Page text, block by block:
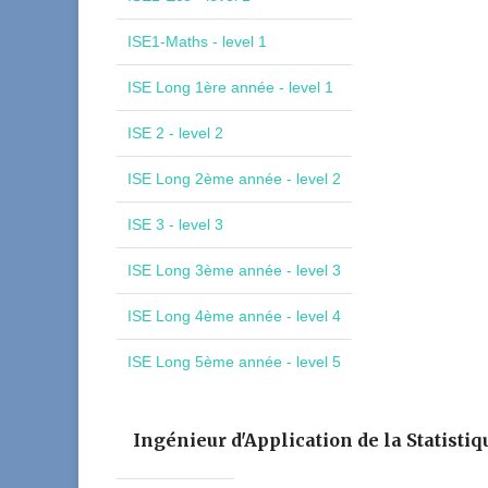
ISE1-Maths - level 1
ISE Long 1ère année - level 1
ISE 2 - level 2
ISE Long 2ème année - level 2
ISE 3 - level 3
ISE Long 3ème année - level 3
ISE Long 4ème année - level 4
ISE Long 5ème année - level 5
Ingénieur d'Application de la